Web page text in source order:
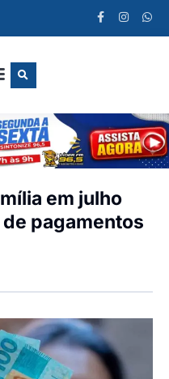
em julho
pagamentos